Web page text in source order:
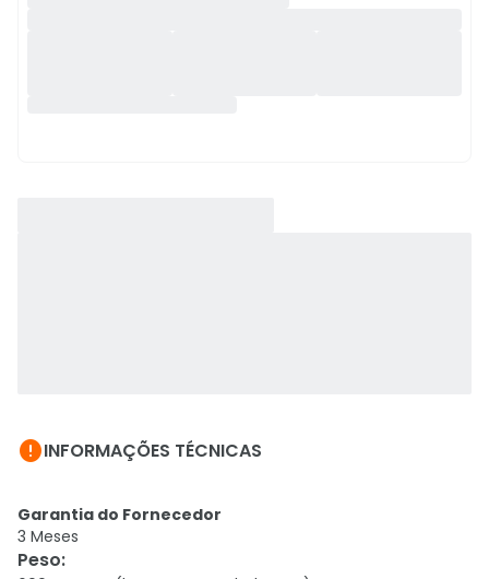
INFORMAÇÕES TÉCNICAS
Garantia do Fornecedor
3 Meses
Peso: